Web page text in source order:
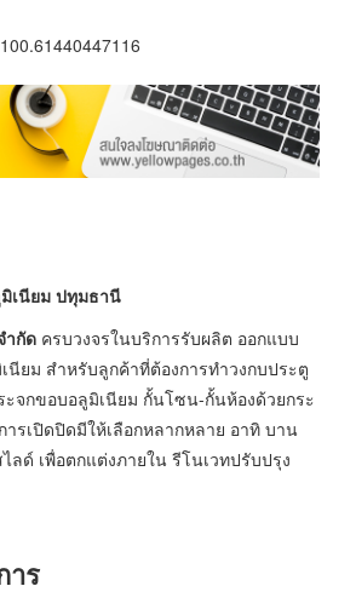
เนียม ปทุมธานี
ำกัด ครบวงจรในบริการรับผลิต ออกแบบ
นียม สำหรับลูกค้าที่ต้องการทำวงกบประตู
ะจกขอบอลูมิเนียม กั้นโซน-กั้นห้องด้วยกระ
รเปิดปิดมีให้เลือกหลากหลาย อาทิ บาน
ลด์ เพื่อตกแต่งภายใน รีโนเวทปรับปรุง
าร